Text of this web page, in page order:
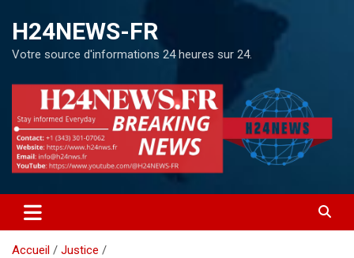
H24NEWS-FR
Votre source d'informations 24 heures sur 24.
Accueil
Justice